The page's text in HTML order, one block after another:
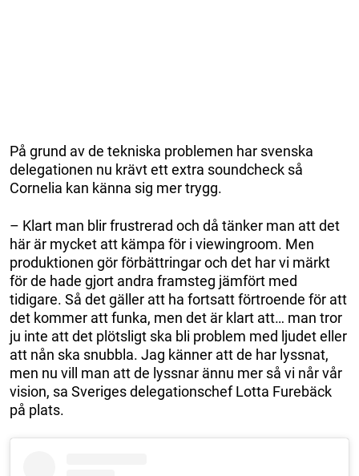
På grund av de tekniska problemen har svenska
delegationen nu krävt ett extra soundcheck så
Cornelia kan känna sig mer trygg.
– Klart man blir frustrerad och då tänker man att det
här är mycket att kämpa för i viewingroom. Men
produktionen gör förbättringar och det har vi märkt
för de hade gjort andra framsteg jämfört med
tidigare. Så det gäller att ha fortsatt förtroende för att
det kommer att funka, men det är klart att… man tror
ju inte att det plötsligt ska bli problem med ljudet eller
att nån ska snubbla. Jag känner att de har lyssnat,
men nu vill man att de lyssnar ännu mer så vi når vår
vision, sa Sveriges delegationschef Lotta Furebäck
på plats.